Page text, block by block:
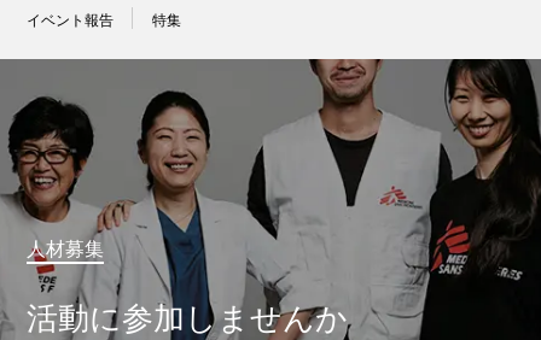
イベント報告 特集
人材募集
活動に参加しませんか